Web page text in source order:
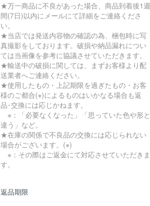
★万一商品に不良があった場合、商品到着後1週
間(7日)以内にメールにて詳細をご連絡くださ
い。
★当店では発送内容物の確認の為、梱包時に写
真撮影をしております。破損や納品漏れについ
ては当画像を参考に協議させていただきます。
★輸送中の破損に関しては、まずお客様より配
送業者へご連絡ください。
★使用したもの・上記期限を過ぎたもの・お客
様のご都合(※)によるものはいかなる場合も返
品･交換には応じかねます。
※：「必要なくなった」「思っていた色や形と
違う」など。
★在庫の関係で不良品の交換には応じられない
場合がございます。(※)
※：その際はご返金にて対応させていただきま
す。
返品期限